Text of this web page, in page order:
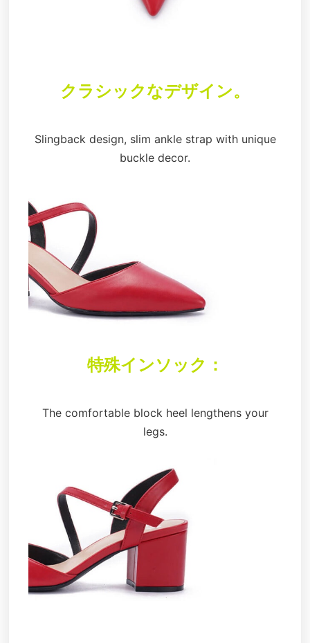
クラシックなデザイン。
Slingback design, slim ankle strap with unique
buckle decor.
特殊インソック：
The comfortable block heel lengthens your
legs.